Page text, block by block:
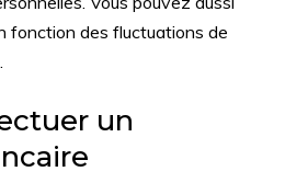
fonction des fluctuations de
un